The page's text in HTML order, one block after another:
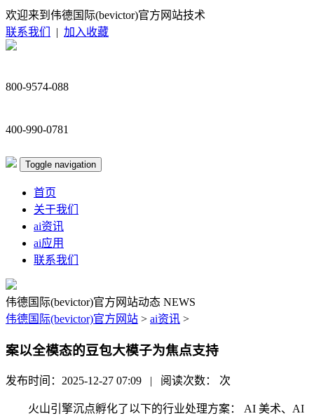
欢迎来到伟德国际(bevictor)官方网站技术
联系我们
| 加入收藏
800-9574-088
400-990-0781
Toggle navigation
首页
关于我们
ai资讯
ai应用
联系我们
伟德国际(bevictor)官方网站动态 NEWS
伟德国际(bevictor)官方网站 > ai资讯 >
案以全模态的豆包大模子为焦点支持
发布时间：2025-12-27 07:09 | 阅读次数： 次
火山引擎沉点孵化了以下的行业处理方案： AI 美术、AI